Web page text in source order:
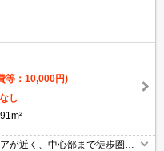
等：10,000円)
なし
が近く、中心部まで徒歩圏内